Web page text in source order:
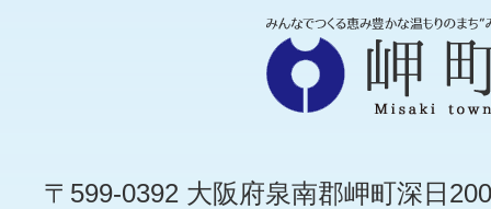
〒599-0392 大阪府泉南郡岬町深日